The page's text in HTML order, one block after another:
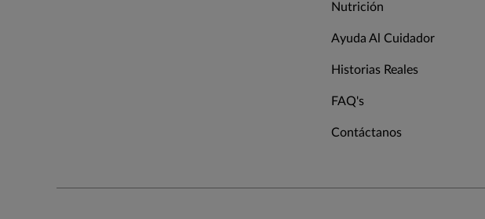
Nutrición
Ayuda Al Cuidador
Historias Reales
FAQ's
Contáctanos